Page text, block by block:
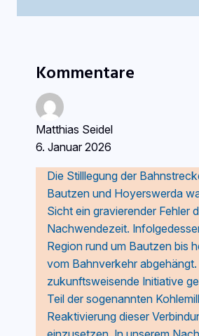
Kommentare
Matthias Seidel
6. Januar 2026
Die Stilllegung der
Bautzen und Hoyerswerda
Sicht ein gravierender Fehler
Nachwendezeit.
Region rund um Bautzen bis
vom Bahnverkehr
zukunftsweisende Initiative
Teil der sogenannten
Reaktivierung dieser